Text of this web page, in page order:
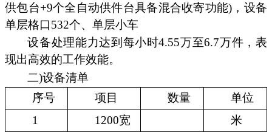
供包台+9个全自动供件台具备混合收寄功能)，设备
单层格口532个、单层小车
设备处理能力达到每小时4.55万至6.7万件，表
现出高效的工作效能。
二)设备清单
序号
项目 数量
单位
1
1200宽
米